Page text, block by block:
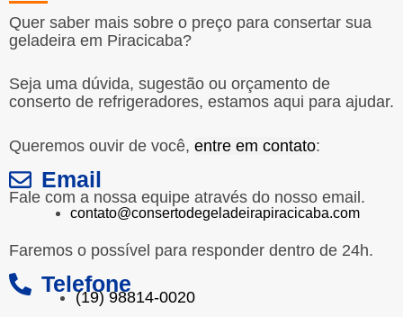
Quer saber mais sobre o preço para consertar sua
geladeira em Piracicaba?
Seja uma dúvida, sugestão ou orçamento de
conserto de refrigeradores, estamos aqui para ajudar.
Queremos ouvir de você, entre em contato:
Email
Fale com a nossa equipe através do nosso email.
contato@consertodegeladeirapiracicaba.com
Faremos o possível para responder dentro de 24h.
Telefone
(19) 98814-0020